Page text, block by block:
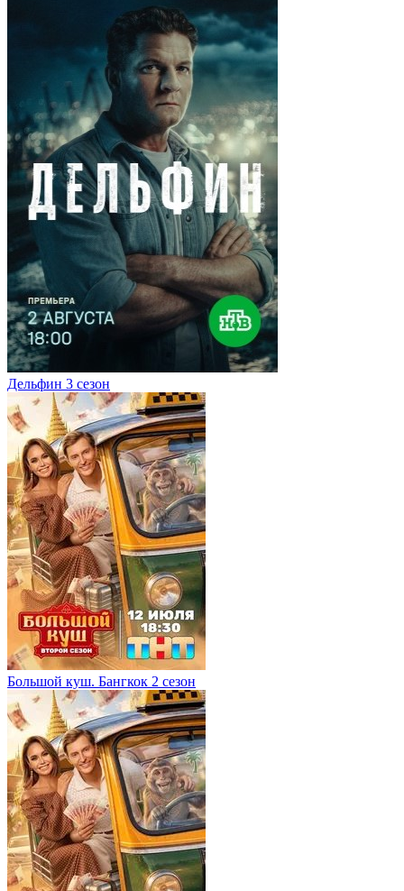
Дельфин 3 сезон
Большой куш. Бангкок 2 сезон